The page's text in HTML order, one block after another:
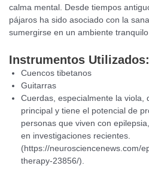
calma mental. Desde tiempos
pájaros ha sido asociado con la
sumergirse en un ambiente tranquilo
Instrumentos Utilizados:
Cuencos tibetanos
Guitarras
Cuerdas, especialmente la viola,
principal y tiene el potencial de
personas que viven con
en investigaciones recientes.
(https://neurosciencenews.com/
therapy-23856/).